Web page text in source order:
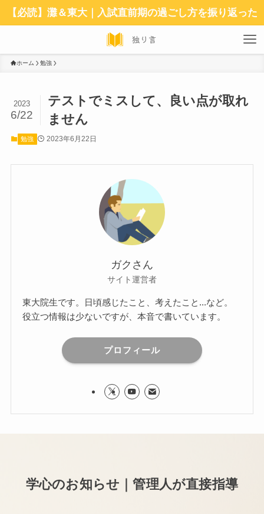
【必読】灘＆東大｜入試直前期の過ごし方を振り返った
ホーム 勉強
テストでミスして、良い点が取れ
ません
2023
6/22
勉強 2023年6月22日
ガクさん
サイト運営者
東大院生です。日頃感じたこと、考えたこと...など。
役立つ情報は少ないですが、本音で書いています。
プロフィール
学心のお知らせ｜管理人が直接指導